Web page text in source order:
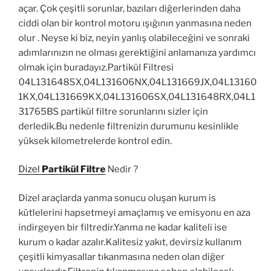
açar. Çok çeşitli sorunlar, bazıları diğerlerinden daha
ciddi olan bir kontrol motoru ışığının yanmasına neden
olur . Neyse ki biz, neyin yanlış olabileceğini ve sonraki
adımlarınızın ne olması gerektiğini anlamanıza yardımcı
olmak için buradayız.Partikül Filtresi
04L131648SX,04L131606NX,04L131669JX,04L13160
1KX,04L131669KX,04L131606SX,04L131648RX,04L1
31765BS partikül filtre sorunlarını sizler için
derledik.Bu nedenle filtrenizin durumunu kesinlikle
yüksek kilometrelerde kontrol edin.
Dizel Partikül Filtre Nedir ?
Dizel araçlarda yanma sonucu oluşan kurum is
kütlelerini hapsetmeyi amaçlamış ve emisyonu en aza
indirgeyen bir filtredir.Yanma ne kadar kaliteli ise
kurum o kadar azalır.Kalitesiz yakıt, devirsiz kullanım
çeşitli kimyasallar tıkanmasına neden olan diğer